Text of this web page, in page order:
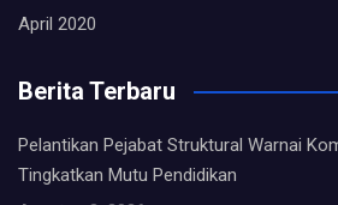
April 2020
Berita Terbaru
Pelantikan Pejabat Struktural Warnai
Tingkatkan Mutu Pendidikan